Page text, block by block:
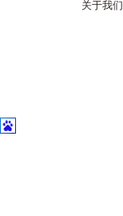
关于我们